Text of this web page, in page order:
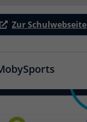
Zur Schulwebseite